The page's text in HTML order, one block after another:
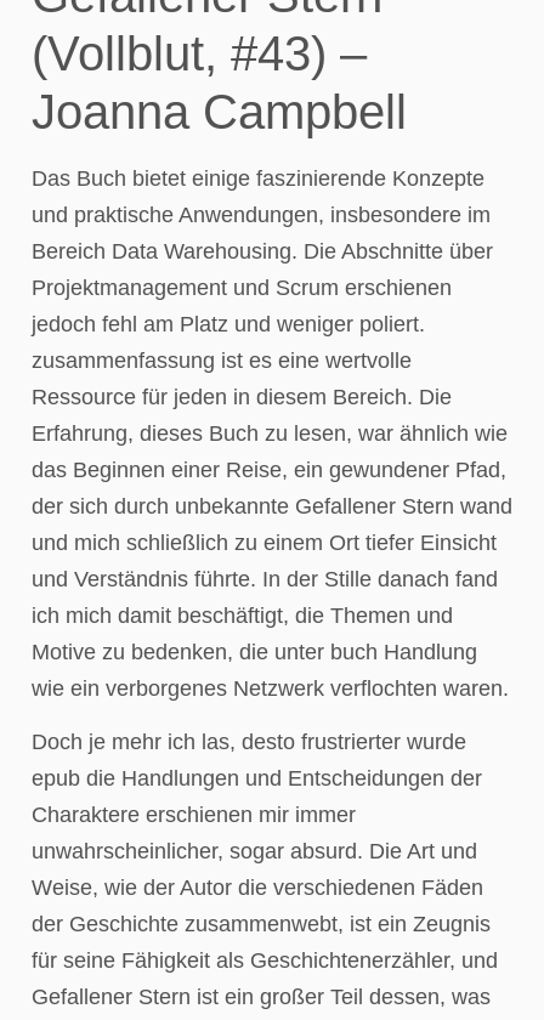
(Vollblut, #43) –
Joanna Campbell
Das Buch bietet einige faszinierende Konzepte
und praktische Anwendungen, insbesondere im
Bereich Data Warehousing. Die Abschnitte über
Projektmanagement und Scrum erschienen
jedoch fehl am Platz und weniger poliert.
zusammenfassung ist es eine wertvolle
Ressource für jeden in diesem Bereich. Die
Erfahrung, dieses Buch zu lesen, war ähnlich wie
das Beginnen einer Reise, ein gewundener Pfad,
der sich durch unbekannte Gefallener Stern wand
und mich schließlich zu einem Ort tiefer Einsicht
und Verständnis führte. In der Stille danach fand
ich mich damit beschäftigt, die Themen und
Motive zu bedenken, die unter buch Handlung
wie ein verborgenes Netzwerk verflochten waren.
Doch je mehr ich las, desto frustrierter wurde
epub die Handlungen und Entscheidungen der
Charaktere erschienen mir immer
unwahrscheinlicher, sogar absurd. Die Art und
Weise, wie der Autor die verschiedenen Fäden
der Geschichte zusammenwebt, ist ein Zeugnis
für seine Fähigkeit als Geschichtenerzähler, und
Gefallener Stern ist ein großer Teil dessen, was